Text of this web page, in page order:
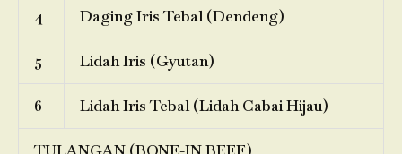
4 Daging Iris Tebal (Dendeng)
5 Lidah Iris (Gyutan)
6 Lidah Iris Tebal (Lidah Cabai Hijau)